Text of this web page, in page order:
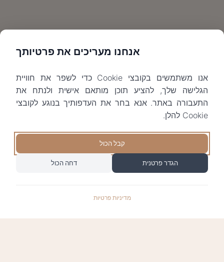
אנחנו מעריכים את פרטיותך
אנו משתמשים בקובצי Cookie כדי לשפר את חוויית
הגלישה שלך, להציע תוכן מותאם אישית ולנתח את
התעבורה באתר. אנא בחר את העדפותיך בנוגע לקובצי
Cookie להלן.
קבל הכול
הגדר פרטנית דחה הכול
מדיניות פרטיות